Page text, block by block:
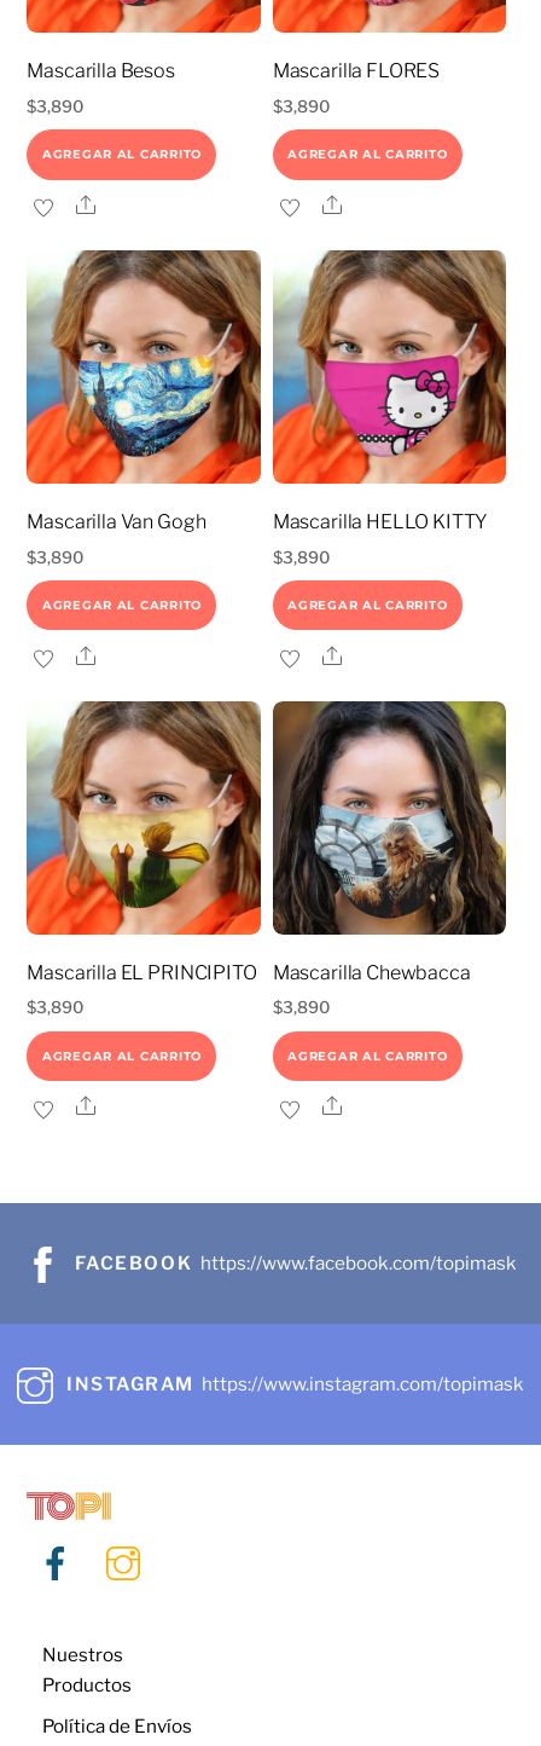
Mascarilla Besos
$3,890
AGREGAR AL CARRITO
Share
Mascarilla FLORES
$3,890
AGREGAR AL CARRITO
Share
Mascarilla Van Gogh
$3,890
AGREGAR AL CARRITO
Share
Mascarilla HELLO KITTY
$3,890
AGREGAR AL CARRITO
Share
Mascarilla EL PRINCIPITO
$3,890
AGREGAR AL CARRITO
Share
Mascarilla Chewbacca
$3,890
AGREGAR AL CARRITO
Share
FACEBOOK https://www.facebook.com/topimask
INSTAGRAM https://www.instagram.com/topimask
Nuestros
Productos
Política de Envíos